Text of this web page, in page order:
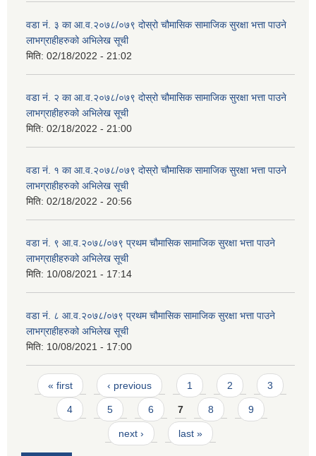
वडा नं. ३ का आ.व.२०७८/०७९ दोस्रो चौमासिक सामाजिक सुरक्षा भत्ता पाउने
लाभग्राहीहरुको अभिलेख सूची
मिति: 02/18/2022 - 21:02
वडा नं. २ का आ.व.२०७८/०७९ दोस्रो चौमासिक सामाजिक सुरक्षा भत्ता पाउने
लाभग्राहीहरुको अभिलेख सूची
मिति: 02/18/2022 - 21:00
वडा नं. १ का आ.व.२०७८/०७९ दोस्रो चौमासिक सामाजिक सुरक्षा भत्ता पाउने
लाभग्राहीहरुको अभिलेख सूची
मिति: 02/18/2022 - 20:56
वडा नं. ९ आ.व.२०७८/०७९ प्रथम चौमासिक सामाजिक सुरक्षा भत्ता पाउने
लाभग्राहीहरुको अभिलेख सूची
मिति: 10/08/2021 - 17:14
वडा नं. ८ आ.व.२०७८/०७९ प्रथम चौमासिक सामाजिक सुरक्षा भत्ता पाउने
लाभग्राहीहरुको अभिलेख सूची
मिति: 10/08/2021 - 17:00
Pages
« first ‹ previous 1 2 3
4 5 6 7 8 9
next › last »